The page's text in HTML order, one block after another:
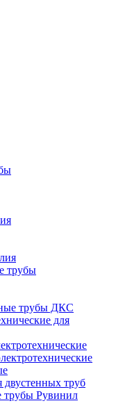
трубы
трубы ДКС
для
труб
трубы Рувинил